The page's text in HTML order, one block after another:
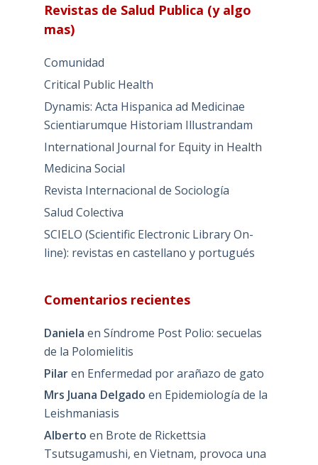
Revistas de Salud Publica (y algo
mas)
Comunidad
Critical Public Health
Dynamis: Acta Hispanica ad Medicinae
Scientiarumque Historiam Illustrandam
International Journal for Equity in Health
Medicina Social
Revista Internacional de Sociología
Salud Colectiva
SCIELO (Scientific Electronic Library On-
line): revistas en castellano y portugués
Comentarios recientes
Daniela en Síndrome Post Polio: secuelas
de la Polomielitis
Pilaren Enfermedad por arañazo de gato
Mrs Juana Delgado en Epidemiología de la
Leishmaniasis
Alberto en Brote de Rickettsia
Tsutsugamushi, en Vietnam, provoca una